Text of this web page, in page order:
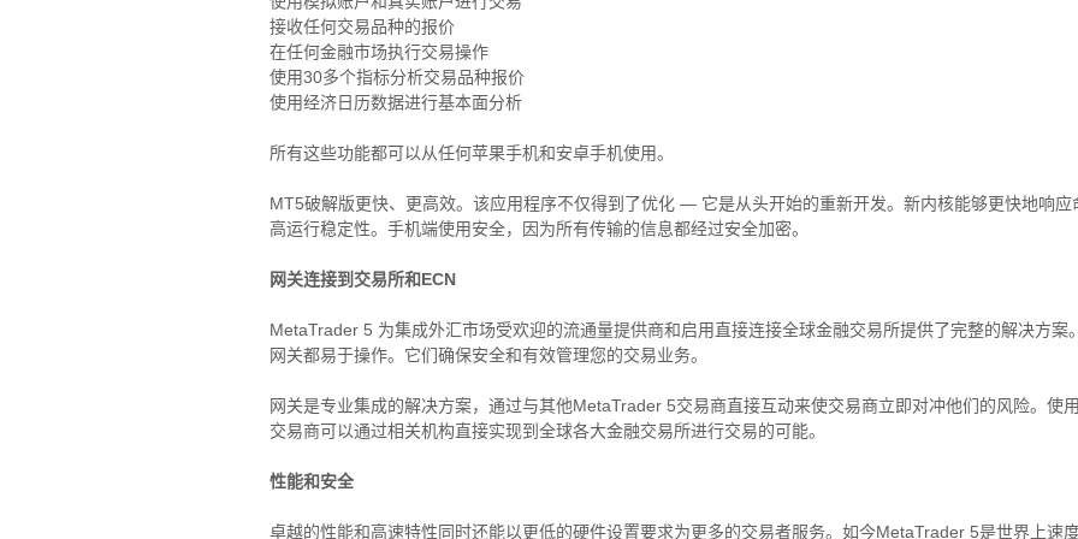
接收任何交易品种的报价
在任何金融市场执行交易操作
使用30多个指标分析交易品种报价
使用经济日历数据进行基本面分析
所有这些功能都可以从任何苹果手机和安卓手机使用。
MT5破解版更快、更高效。该应用程序不仅得到了优化 — 它是从头开始的重新开发。新内核能够更快地响应
高运行稳定性。手机端使用安全，因为所有传输的信息都经过安全加密。
网关连接到交易所和ECN
MetaTrader 5 为集成外汇市场受欢迎的流通量提供商和启用直接连接全球金融交易所提供了完整的解决方案
网关都易于操作。它们确保安全和有效管理您的交易业务。
网关是专业集成的解决方案，通过与其他MetaTrader 5交易商直接互动来使交易商立即对冲他们的风险。使用
交易商可以通过相关机构直接实现到全球各大金融交易所进行交易的可能。
性能和安全
卓越的性能和高速特性同时还能以更低的硬件设置要求为更多的交易者服务。如今MetaTrader 5是世界上速度